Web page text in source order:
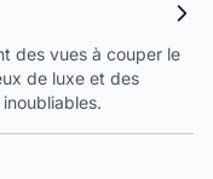
des vues à couper le
de luxe et des